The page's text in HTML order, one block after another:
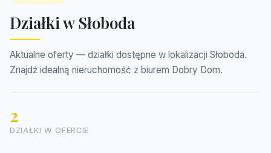
Działki w Słoboda
Aktualne oferty — działki dostępne w lokalizacji Słoboda.
Znajdź idealną nieruchomość z biurem Dobry Dom.
2
DZIAŁKI W OFERCIE